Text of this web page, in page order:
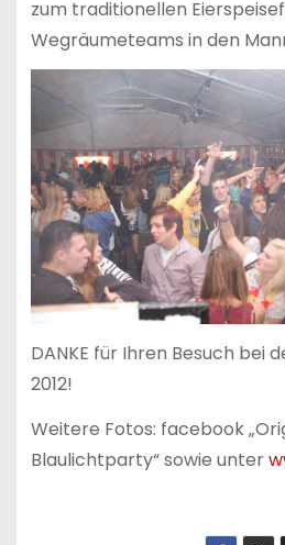
zum traditionellen
Wegräumeteams in den
DANKE für Ihren Besuch bei
2012!
Weitere Fotos: facebook
Blaulichtparty“ sowie unter